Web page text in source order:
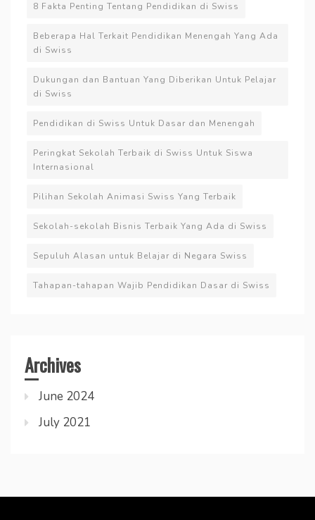
8 Fakta Penting Tentang Pendidikan di Swiss
Beberapa Hal Terkait Pendidikan Menengah Yang Ada
di Swiss
Dukungan dan Bantuan Yang Diberikan Untuk Pelajar
di Swiss
Pendidikan di Swiss Untuk Dasar dan Menengah
Peringkat Sekolah Terbaik di Swiss Untuk Siswa
Internasional
Pilihan Sekolah Animasi Swiss Yang Terbaik
Sekolah-sekolah Bisnis Terbaik Yang Ada di Swiss
Sepuluh Alasan untuk Belajar di Negara Swiss
Tahapan-tahapan Wajib Pendidikan Dasar di Swiss
Archives
June 2024
July 2021